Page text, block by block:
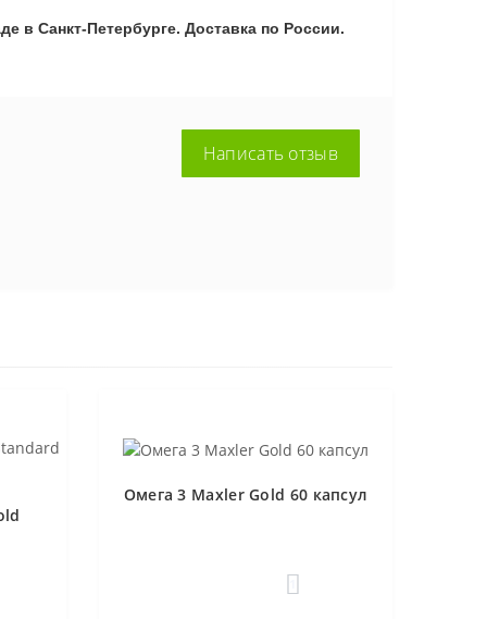
в Санкт-Петербурге. Доставка по России.
Написать отзыв
Омега 3 Maxler Gold 60 капсул